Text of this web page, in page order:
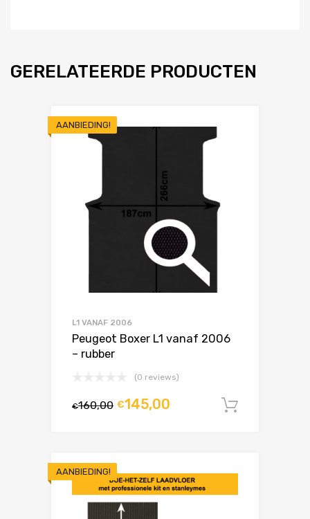
GERELATEERDE PRODUCTEN
AANBIEDING!
L1 VANAF 2006
Peugeot Boxer L1 vanaf 2006
– rubber
(0 reviews)
€160,00 €145,00
AANBIEDING!